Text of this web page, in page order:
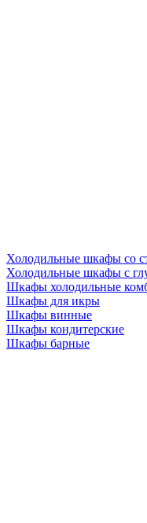
Холодильные шкафы со
Холодильные шкафы с
Шкафы холодильные
Шкафы для икры
Шкафы винные
Шкафы кондитерские
Шкафы барные